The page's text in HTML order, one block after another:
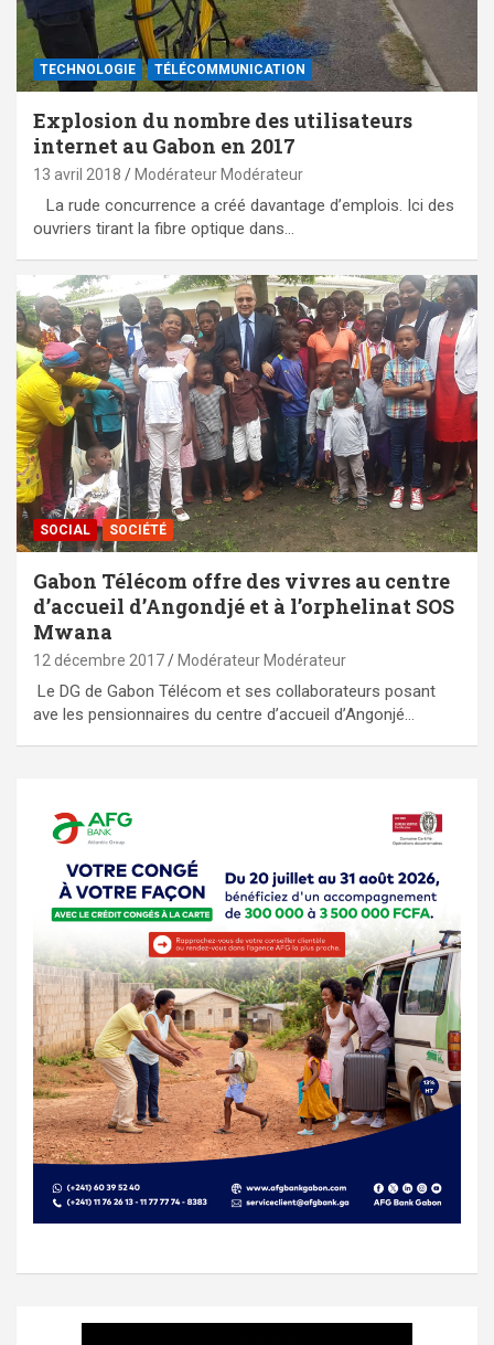
TECHNOLOGIE TÉLÉCOMMUNICATION
Explosion du nombre des utilisateurs
internet au Gabon en 2017
13 avril 2018 Modérateur Modérateur
La rude concurrence a créé davantage d’emplois. Ici des
ouvriers tirant la fibre optique dans…
SOCIAL SOCIÉTÉ
Gabon Télécom offre des vivres au centre
d’accueil d’Angondjé et à l’orphelinat SOS
Mwana
12 décembre 2017 Modérateur Modérateur
Le DG de Gabon Télécom et ses collaborateurs posant
ave les pensionnaires du centre d’accueil d’Angonjé…